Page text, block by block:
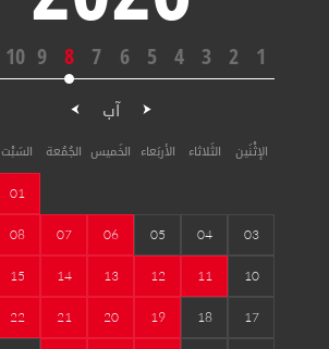
1
2
3
4
5
6
7
8
9
10
آب
الإثْنَين الثَلاثاء الأربَعاء الخَميس الجُمُعة السَبْت
01
03
04
05
06
07
08
10
11
12
13
14
15
17
18
19
20
21
22